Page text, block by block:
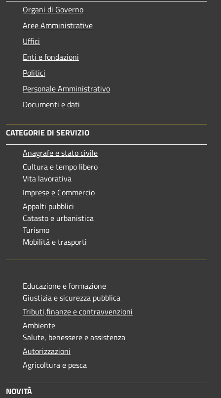
Organi di Governo
Aree Amministrative
Uffici
Enti e fondazioni
Politici
Personale Amministrativo
Documenti e dati
CATEGORIE DI SERVIZIO
Anagrafe e stato civile
Cultura e tempo libero
Vita lavorativa
Imprese e Commercio
Appalti pubblici
Catasto e urbanistica
Turismo
Mobilità e trasporti
Educazione e formazione
Giustizia e sicurezza pubblica
Tributi,finanze e contravvenzioni
Ambiente
Salute, benessere e assistenza
Autorizzazioni
Agricoltura e pesca
NOVITÀ